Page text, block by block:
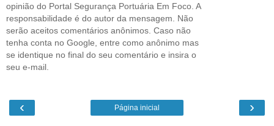
opinião do Portal Segurança Portuária Em Foco. A
responsabilidade é do autor da mensagem. Não
serão aceitos comentários anônimos. Caso não
tenha conta no Google, entre como anônimo mas
se identique no final do seu comentário e insira o
seu e-mail.
‹ ›
Página inicial